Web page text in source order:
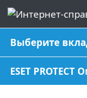
Выберите
ESET